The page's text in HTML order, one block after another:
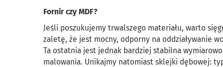
Fornir czy MDF?
Jeśli poszukujemy trwalszego materiału, warto
zaletę, że jest mocny, odporny na oddziaływanie
Ta ostatnia jest jednak bardziej stabilna
malowania. Unikajmy natomiast sklejki dębowej: